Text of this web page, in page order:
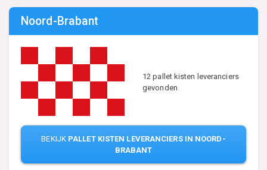
Noord-Brabant
12 pallet kisten leveranciers
gevonden
BEKIJK PALLET KISTEN LEVERANCIERS IN NOORD-
BRABANT